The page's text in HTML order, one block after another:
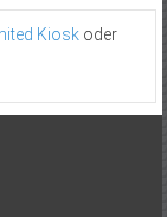
Kioskoder